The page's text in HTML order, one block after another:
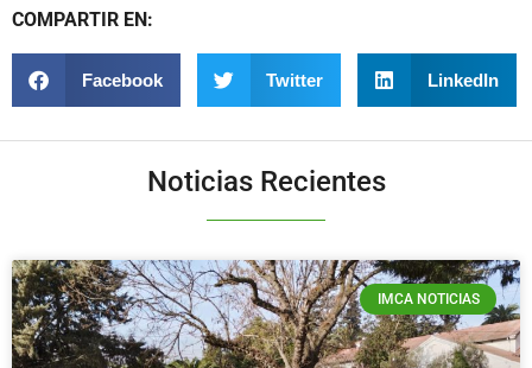
COMPARTIR EN:
Facebook Twitter LinkedIn
Noticias Recientes
IMCA NOTICIAS